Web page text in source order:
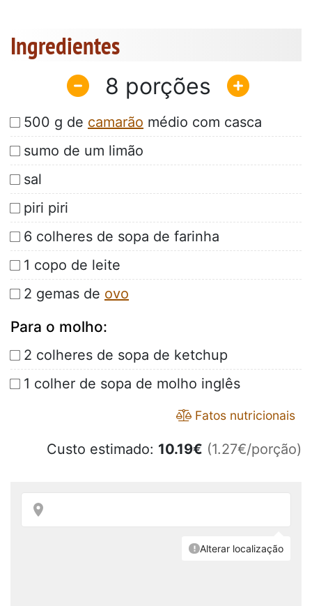
Ingredientes
8
500 g de camarão médio com casca
sumo de um limão
sal
piri piri
6 colheres de sopa de farinha
1 copo de leite
2 gemas de ovo
Para o molho:
2 colheres de sopa de ketchup
1 colher de sopa de molho inglês
Fatos nutricionais
Custo estimado: 10.19€ (1.27€/porção)